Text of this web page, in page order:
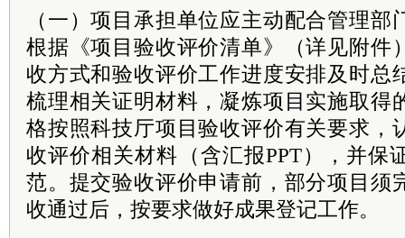
（一）项目承担单位应主动配合管理
根据《项目验收评价清单》（详见附件
收方式和验收评价工作进度安排及时总
梳理相关证明材料，凝炼项目实施取得
格按照科技厅项目验收评价有关要求，
收评价相关材料（含汇报PPT），并保
范。提交验收评价申请前，部分项目须
收通过后，按要求做好成果登记工作。